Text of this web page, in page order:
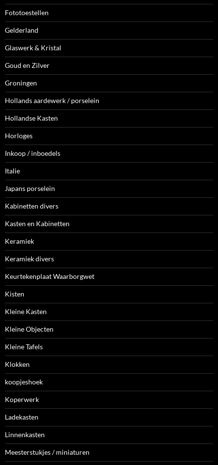
Fototoestellen
Gelderland
Glaswerk & Kristal
Goud en Zilver
Groningen
Hollands aardewerk / porselein
Hollandse Kasten
Horloges
Inkoop / inboedels
Italie
Japans porselein
Kabinetten divers
Kasten en Kabinetten
Keramiek
Keramiek divers
Keurtekenplaat Waarborgwet
Kisten
Kleine Kasten
Kleine Objecten
Kleine Tafels
Klokken
koopjeshoek
Koperwerk
Ladekasten
Linnenkasten
Meesterstukjes / miniaturen